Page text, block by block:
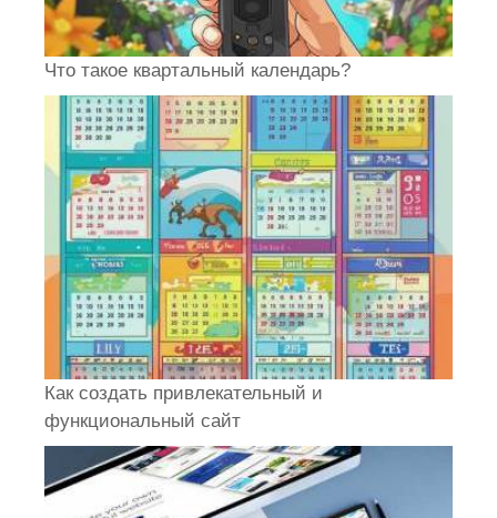
Что такое квартальный календарь?
Как создать привлекательный и
функциональный сайт